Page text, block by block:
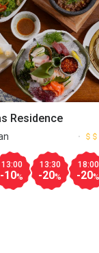
Residence
13:00
-10%
13:30
-20%
18:00
-20%